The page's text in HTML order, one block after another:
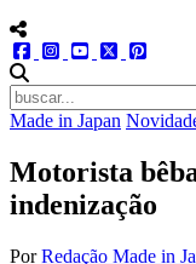
menu redes social
facebookinstagram
youtube
twitter
Made in Japan
Motorista
indenização
PorRedação Made in